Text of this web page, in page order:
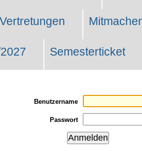
Semesterticket
Benutzername
Passwort